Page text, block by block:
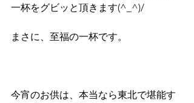
一杯をグビッと頂きます(^_^)/
まさに、至福の一杯です。
今宵のお供は、本当なら東北で堪能す